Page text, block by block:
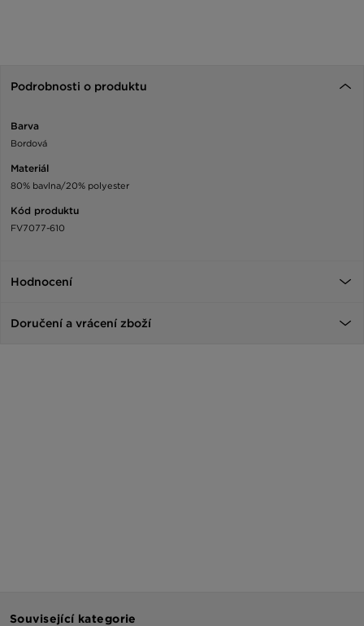
Podrobnosti o produktu
Barva
Bordová
Materiál
80% bavlna/20% polyester
Kód produktu
FV7077-610
Hodnocení
Doručení a vrácení zboží
Související kategorie